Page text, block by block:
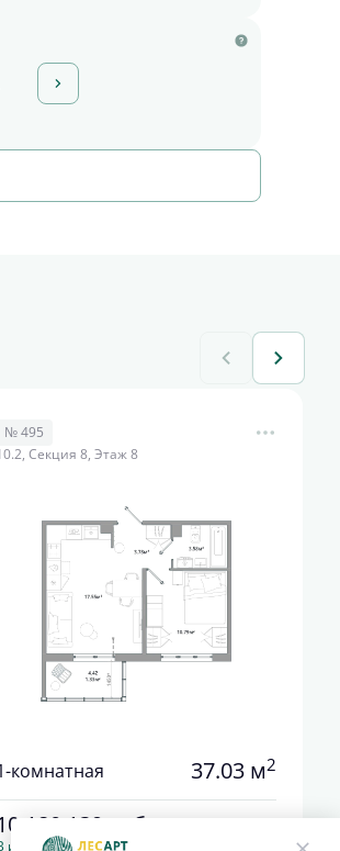
№ 495
Секция 8, Этаж 8
комнатная 37.03 м2
180 139 руб.
ипотеку от 37 795 руб./мес.